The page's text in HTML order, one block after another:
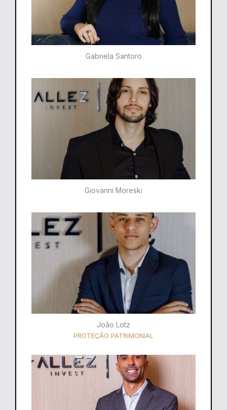
Gabriela Santoro​
Giovanni Moreski
João Lotz
PROTEÇÃO PATRIMONIAL